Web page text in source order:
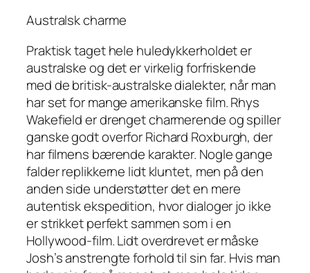
Australsk charme
Praktisk taget hele huledykkerholdet er
australske og det er virkelig forfriskende
med de britisk-australske dialekter, når man
har set for mange amerikanske film. Rhys
Wakefield er drenget charmerende og spiller
ganske godt overfor Richard Roxburgh, der
har filmens bærende karakter. Nogle gange
falder replikkerne lidt kluntet, men på den
anden side understøtter det en mere
autentisk ekspedition, hvor dialoger jo ikke
er strikket perfekt sammen som i en
Hollywood-film. Lidt overdrevet er måske
Josh’s anstrengte forhold til sin far. Hvis man